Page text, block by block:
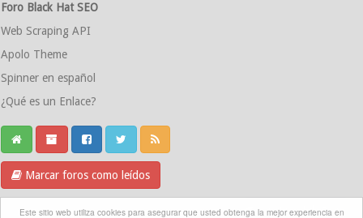
Este sitio web utiliza cookies para asegurar que usted obtenga la mejor experiencia en
Foro Black Hat SEO
Web Scraping API
Apolo Theme
Spinner en español
¿Qué es un Enlace?
Marcar foros como leídos
Grupo Telegram